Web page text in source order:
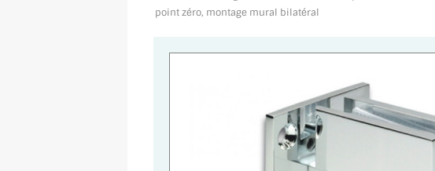
point zéro, montage mural bilatéral